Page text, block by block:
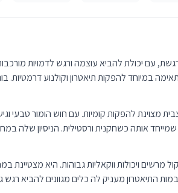
עם יכולת להביא עוצמה ורגש לדמויות
במיוחד להפקות תיאטרון וקולנוע דרמטיות.
מצוינת להפקות קומיות. עם חוש הומור טבעי
אותה כשחקנית ורסטילית. הניסיון שלה
מרשים ויכולות ווקאליות גבוהות. היא
התיאטרון מעניק לה כלים מגוונים להביא